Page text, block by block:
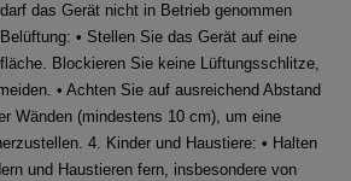
das Gerät nicht in Betrieb genommen
• Stellen Sie das Gerät auf eine
Blockieren Sie keine Lüftungsschlitze,
• Achten Sie auf ausreichend Abstand
Wänden (mindestens 10 cm), um eine
4. Kinder und Haustiere: • Halten
und Haustieren fern, insbesondere von